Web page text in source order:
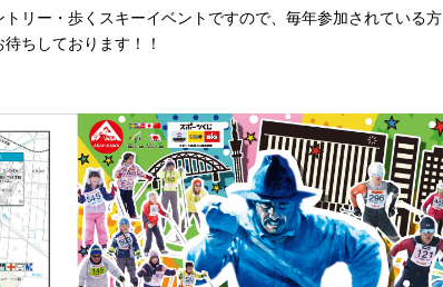
リー・歩くスキーイベントですので、毎年参加されている方
ちしております！！